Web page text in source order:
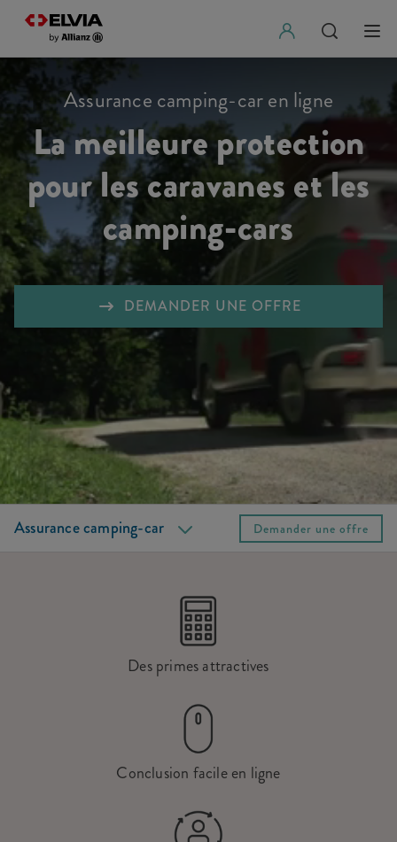
Assurance camping-car en ligne
La meilleure protection
pour les caravanes et les
camping-cars
DEMANDER UNE OFFRE
Assurance camping-car
Couvertures
Autres options
FAQ
Services Demander une offre
Des primes attractives
Conclusion facile en ligne